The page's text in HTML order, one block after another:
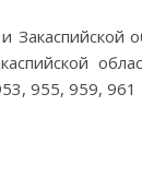
955, 959, 961